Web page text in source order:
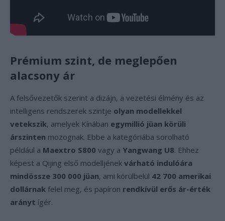
Prémium szint, de meglepően
alacsony ár
A felsővezetők szerint a dizájn, a vezetési élmény és az
intelligens rendszerek szintje olyan modellekkel
vetekszik, amelyek Kínában egymillió jüan körüli
árszinten mozognak. Ebbe a kategóriába sorolható
például a Maextro S800 vagy a Yangwang U8. Ehhez
képest a Qijing első modelljének várható indulóára
mindössze 300 000 jüan, ami körülbelül 42 700 amerikai
dollárnak felel meg, és papíron rendkívül erős ár-érték
arányt ígér.